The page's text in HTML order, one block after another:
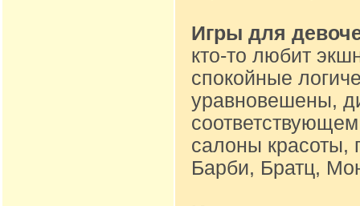
Игры для
кто-то любит
спокойные
уравновешены,
салоны красоты,
Барби, Братц,